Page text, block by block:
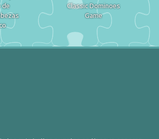
de
Classic Dominoes
Game